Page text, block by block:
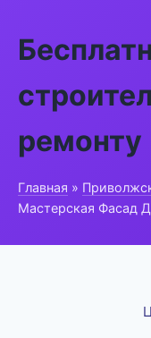
ремонту
Главная »
Мастерская Фасад